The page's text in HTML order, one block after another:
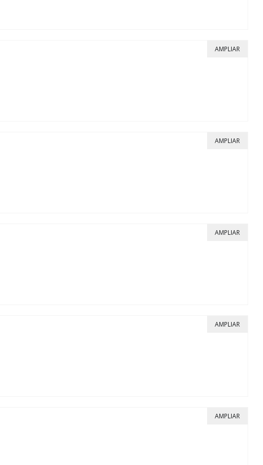
AMPLIAR
AMPLIAR
AMPLIAR
AMPLIAR
AMPLIAR